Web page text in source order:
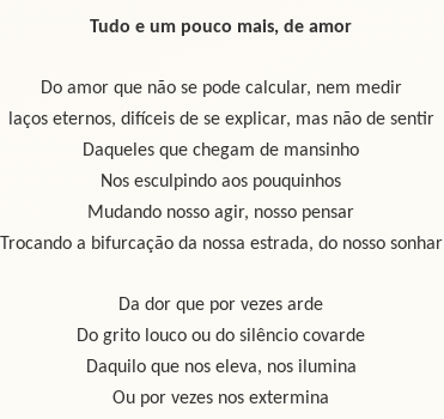
Tudo e um pouco mais, de amor
Do amor que não se pode calcular, nem medir
laços eternos, difíceis de se explicar, mas não de sentir
Daqueles que chegam de mansinho
Nos esculpindo aos pouquinhos
Mudando nosso agir, nosso pensar
Trocando a bifurcação da nossa estrada, do nosso sonhar
Da dor que por vezes arde
Do grito louco ou do silêncio covarde
Daquilo que nos eleva, nos ilumina
Ou por vezes nos extermina